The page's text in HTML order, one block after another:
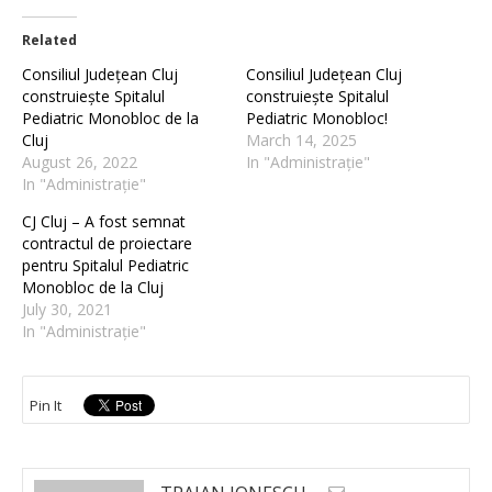
Related
Consiliul Județean Cluj
construiește Spitalul
Pediatric Monobloc de la
Cluj
August 26, 2022
In "Administrație"
Consiliul Județean Cluj
construiește Spitalul
Pediatric Monobloc!
March 14, 2025
In "Administrație"
CJ Cluj – A fost semnat
contractul de proiectare
pentru Spitalul Pediatric
Monobloc de la Cluj
July 30, 2021
In "Administrație"
Pin It